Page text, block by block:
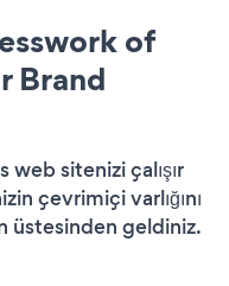
of
Brand
sitenizi çalışır
çevrimiçi varlığını
üstesinden geldiniz.